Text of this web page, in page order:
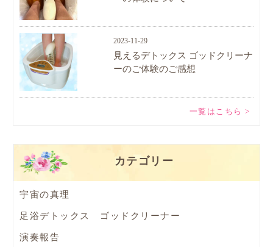
2023-11-29
見えるデトックス ゴッドクリーナ
ーのご体験のご感想
一覧はこちら >
カテゴリー
宇宙の真理
足浴デトックス ゴッドクリーナー
演奏報告